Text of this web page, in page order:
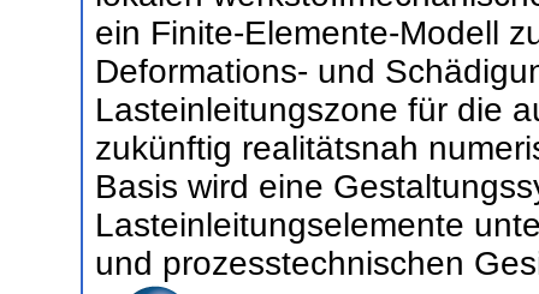
ein Finite-Elemente-Modell
Deformations- und
Lasteinleitungszone für die
zukünftig realitätsnah
Basis wird eine
Lasteinleitungselemente
und prozesstechnischen